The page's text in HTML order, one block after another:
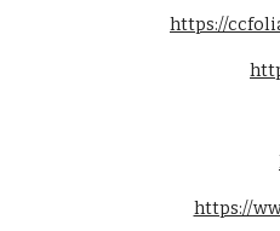
https://
https://